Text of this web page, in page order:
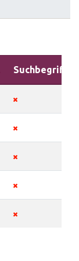
Suchbegriffe